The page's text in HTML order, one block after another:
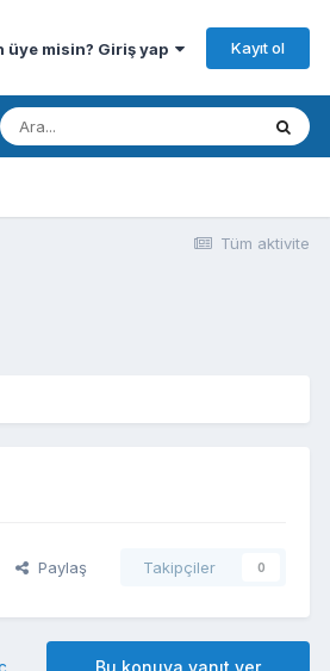
üye misin? Giriş yap Kayıt ol
Tüm aktivite
Paylaş Takipçiler 0